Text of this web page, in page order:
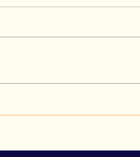
Elternpakt?